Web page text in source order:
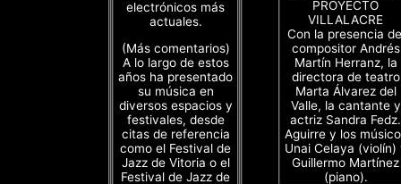
electrónicos más
actuales.
(Más comentarios)
A lo largo de estos
años ha presentado
su música en
diversos espacios y
festivales, desde
citas de referencia
como el Festival de
Jazz de Vitoria o el
Festival de Jazz de
PROYECTO
VILLALACRE
Con la presencia
compositor Andrés
Martín Herranz, la
directora de teatro
Marta Álvarez del
Valle, la cantante y
actriz Sandra Fedz.
Aguirre y los
Unai Celaya (violín)
Guillermo Martínez
(piano).